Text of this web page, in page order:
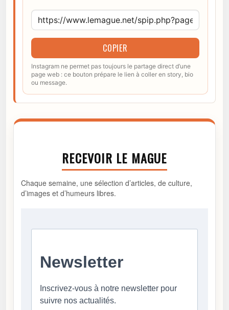
COPIER
Instagram ne permet pas toujours le partage direct d’une
page web : ce bouton prépare le lien à coller en story, bio
ou message.
RECEVOIR LE MAGUE
Chaque semaine, une sélection d’articles, de culture,
d’images et d’humeurs libres.